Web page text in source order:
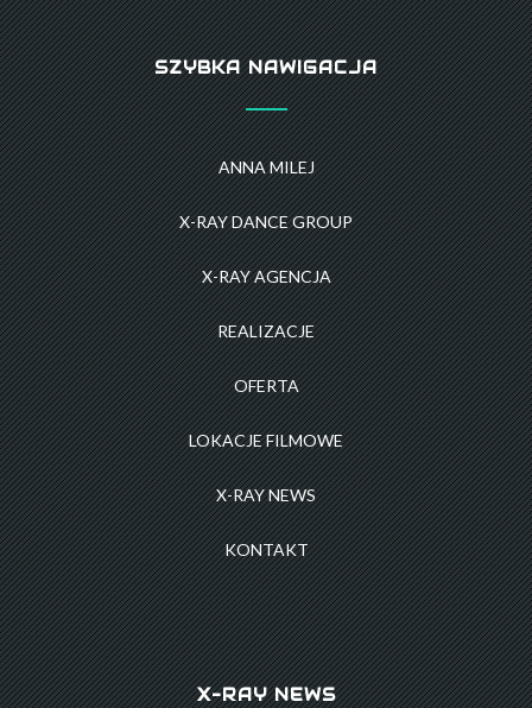
SZYBKA NAWIGACJA
ANNA MILEJ
X-RAY DANCE GROUP
X-RAY AGENCJA
REALIZACJE
OFERTA
LOKACJE FILMOWE
X-RAY NEWS
KONTAKT
X-RAY NEWS